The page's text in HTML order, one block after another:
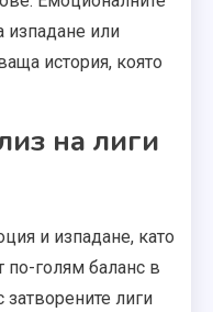
изпадане или
история, която
на лиги
и изпадане, като
по-голям баланс в
лиги